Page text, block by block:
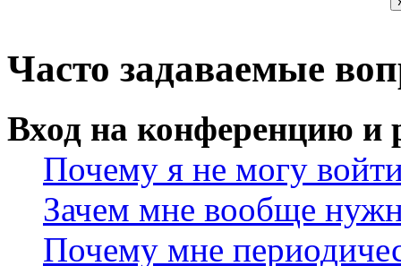
Часто задаваемые
Вход на конференцию и
Почему я не могу
Зачем мне вообще
Почему мне